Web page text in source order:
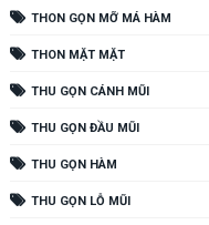
THON GỌN MỠ MÁ HÀM
THON MẶT MẶT
THU GỌN CÁNH MŨI
THU GỌN ĐẦU MŨI
THU GỌN HÀM
THU GỌN LỖ MŨI